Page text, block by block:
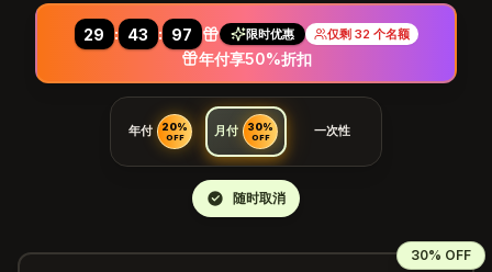
29 : 40 : 99 限时优惠 仅剩 32 个名额
年付享50%折扣
年付 20%
OFF 月付 30%
OFF 一次性
随时取消
30% OFF